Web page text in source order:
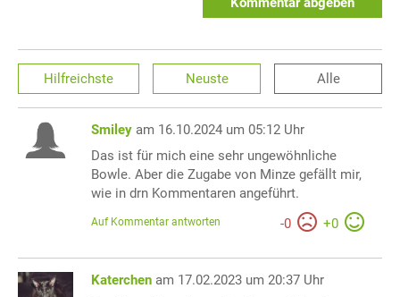
Hilfreichste Neuste Alle
Smiley am 16.10.2024 um 05:12 Uhr
Das ist für mich eine sehr ungewöhnliche
Bowle. Aber die Zugabe von Minze gefällt mir,
wie in drn Kommentaren angeführt.
-0 +0
Auf Kommentar antworten
Katerchen am 17.02.2023 um 20:37 Uhr